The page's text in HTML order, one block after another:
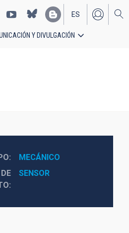
EN
ES
Y DIVULGACIÓN
MECÁNICO
SENSOR